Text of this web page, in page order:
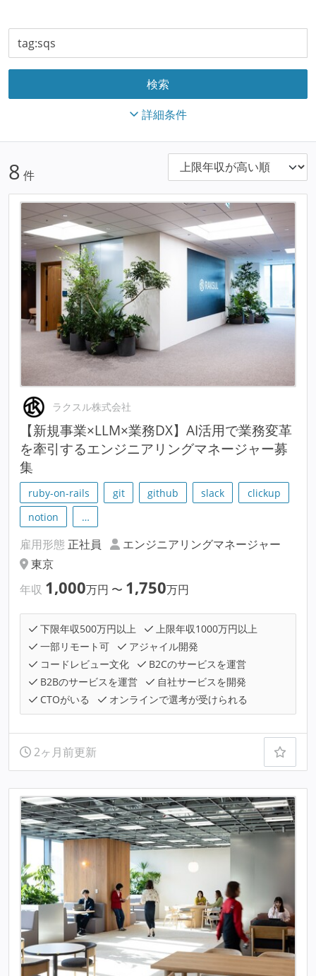
詳細条件
8 件
ラクスル株式会社
【新規事業×LLM×業務DX】AI活用で業務変革
を牽引するエンジニアリングマネージャー募
集
ruby-on-rails git github slack
clickup
notion
…
雇用形態 正社員
エンジニアリングマネージャー
東京
年収 1,000万円 〜 1,750万円
下限年収500万円以上
上限年収1000万円以上
一部リモート可
アジャイル開発
コードレビュー文化
B2Cのサービスを運営
B2Bのサービスを運営
自社サービスを開発
CTOがいる
オンラインで選考が受けられる
2ヶ月前更新